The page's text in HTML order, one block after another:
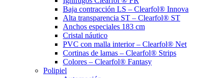
Baja contracción LS – Clearfol® Innova
Alta transparencia ST – Clearfol® ST
Anchos especiales 183 cm
Cristal náutico
PVC con malla interior – Clearfol® Net
Cortinas de lamas – Clearfol® Strips
Colores – Clearfol® Fantasy
Polipiel